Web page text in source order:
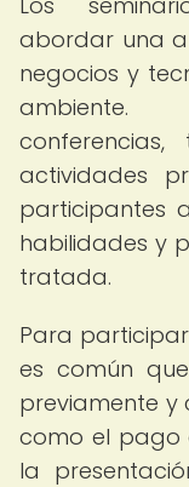
abordar una
negocios y
ambiente.
actividades
participantes
habilidades y
tratada.
Para
es común
previamente y
como el pago
la